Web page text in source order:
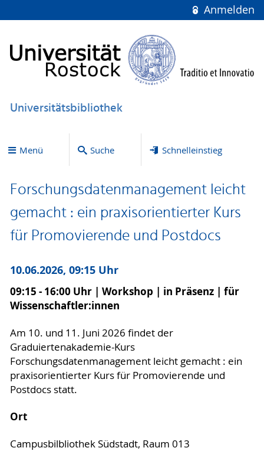
Anmelden
Universitätsbibliothek
Menü Suche Schnelleinstieg
Forschungsdatenmanagement leicht
gemacht : ein praxisorientierter Kurs
für Promovierende und Postdocs
10.06.2026, 09:15 Uhr
09:15 - 16:00 Uhr | Workshop | in Präsenz | für
Wissenschaftler:innen
Am 10. und 11. Juni 2026 findet der
Graduiertenakademie-Kurs
Forschungsdatenmanagement leicht gemacht : ein
praxisorientierter Kurs für Promovierende und
Postdocs statt.
Ort
Campusbilbliothek Südstadt, Raum 013